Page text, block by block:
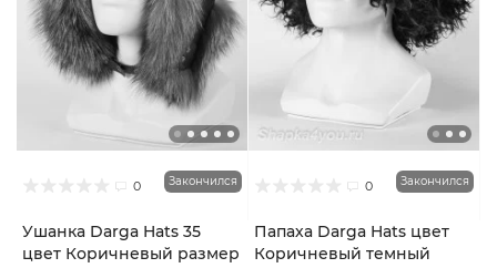
0 Закончился
Ушанка Darga Hats 35
цвет Коричневый размер
0 Закончился
Папаха Darga Hats цвет
Коричневый темный